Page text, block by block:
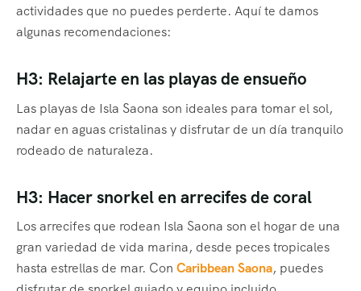
actividades que no puedes perderte. Aquí te damos
algunas recomendaciones:
H3: Relajarte en las playas de ensueño
Las playas de Isla Saona son ideales para tomar el sol,
nadar en aguas cristalinas y disfrutar de un día tranquilo
rodeado de naturaleza.
H3: Hacer snorkel en arrecifes de coral
Los arrecifes que rodean Isla Saona son el hogar de una
gran variedad de vida marina, desde peces tropicales
hasta estrellas de mar. Con Caribbean Saona, puedes